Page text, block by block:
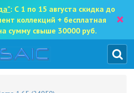
: С 1 по 15 августа скидка до
коллекций + бесплатная
сумму свыше 30000 руб.
×